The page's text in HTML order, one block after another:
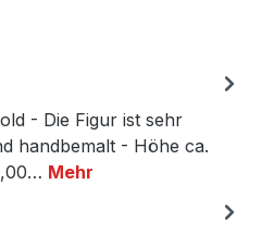
- Die Figur ist sehr
handbemalt - Höhe ca.
Mehr